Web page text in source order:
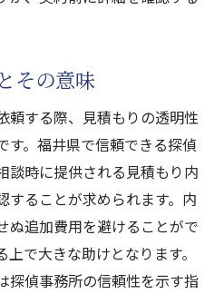
その意味
頼する際、見積もりの透明性
す。福井県で信頼できる探偵
談時に提供される見積もり内
することが求められます。内
ぬ追加費用を避けることがで
で大きな助けとなります。
探偵事務所の信頼性を示す指